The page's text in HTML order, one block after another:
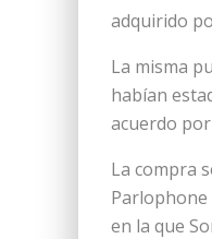
adquirido
La misma
habían
acuerdo
La compra
Parlophone
en la que